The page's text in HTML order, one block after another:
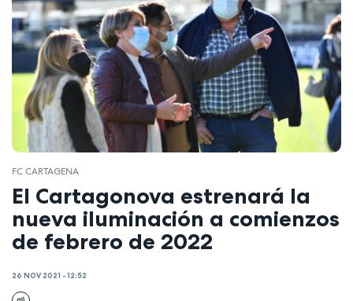
FC CARTAGENA
El Cartagonova estrenará la
nueva iluminación a comienzos
de febrero de 2022
26 NOV 2021 - 12:52